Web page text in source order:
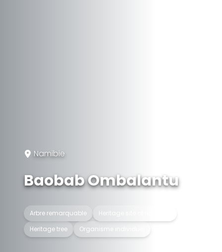
Namibie
Baobab Ombalantu
Arbre remarquable
Heritage site of Namibia
Heritage tree
Organisme individuel